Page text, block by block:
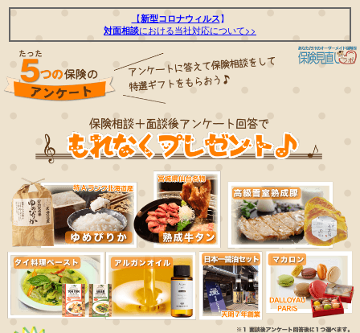
【新型コロナウィルス】
対面相談における当社対応について>>